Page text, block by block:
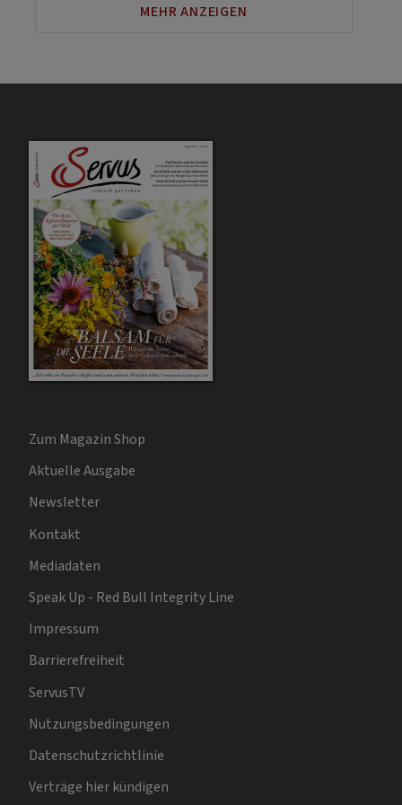
MEHR ANZEIGEN
Zum Magazin Shop
Aktuelle Ausgabe
Newsletter
Kontakt
Mediadaten
Speak Up - Red Bull Integrity Line
Impressum
Barrierefreiheit
ServusTV
Nutzungsbedingungen
Datenschutzrichtlinie
Verträge hier kündigen